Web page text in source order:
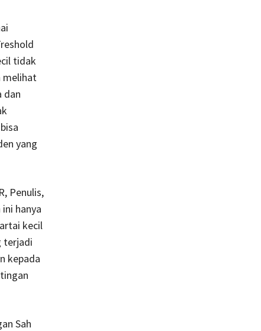
tidak
melihat
dan
yang
Penulis,
hanya
kecil
terjadi
kepada
Sah